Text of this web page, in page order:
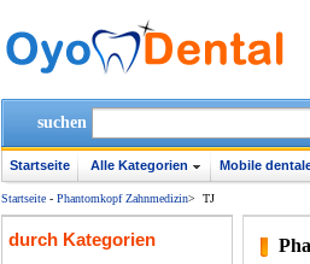
suchen
Startseite Alle Kategorien Mobile
Startseite - Phantomkopf Zahnmedizin> TJ
durch Kategorien